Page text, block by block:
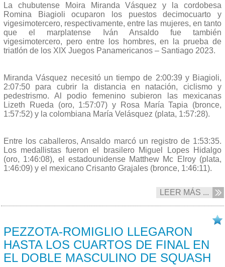
La chubutense Moira Miranda Vásquez y la cordobesa
Romina Biagioli ocuparon los puestos decimocuarto y
vigesimotercero, respectivamente, entre las mujeres, en tanto
que el marplatense Iván Ansaldo fue también
vigesimotercero, pero entre los hombres, en la prueba de
triatlón de los XIX Juegos Panamericanos – Santiago 2023.
Miranda Vásquez necesitó un tiempo de 2:00:39 y Biagioli,
2:07:50 para cubrir la distancia en natación, ciclismo y
pedestrismo. Al podio femenino subieron las mexicanas
Lizeth Rueda (oro, 1:57:07) y Rosa María Tapia (bronce,
1:57:52) y la colombiana María Velásquez (plata, 1:57:28).
Entre los caballeros, Ansaldo marcó un registro de 1:53:35.
Los medallistas fueron el brasilero Miguel Lopes Hidalgo
(oro, 1:46:08), el estadounidense Matthew Mc Elroy (plata,
1:46:09) y el mexicano Crisanto Grajales (bronce, 1:46:11).
LEER MÁS ...
PEZZOTA-ROMIGLIO LLEGARON
HASTA LOS CUARTOS DE FINAL EN
EL DOBLE MASCULINO DE SQUASH